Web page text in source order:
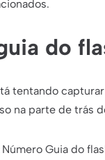
do
tentando
na parte de trás
Guia do